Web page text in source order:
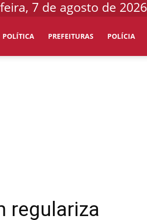
7 de agosto de 2026
POLÍTICA PREFEITURAS POLÍCIA
regulariza